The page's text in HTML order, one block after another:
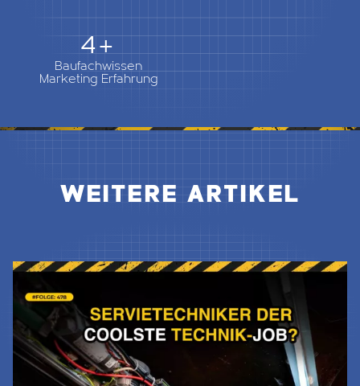
5+
Baufachwissen
Marketing Erfahrung
WEITERE ARTIKEL
Jetzt Lesen & Hören